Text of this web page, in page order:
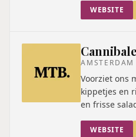
WEBSITE
Voorziet ons
kippetjes en
en frisse
WEBSITE